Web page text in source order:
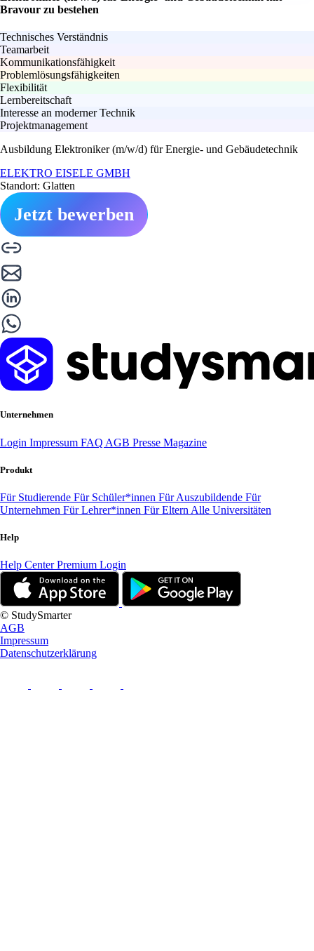
Bravour zu bestehen
Technisches Verständnis
Teamarbeit
Kommunikationsfähigkeit
Problemlösungsfähigkeiten
Flexibilität
Lernbereitschaft
Interesse an moderner Technik
Projektmanagement
Ausbildung Elektroniker (m/w/d) für Energie- und Gebäudetechnik
ELEKTRO EISELE GMBH
Standort: Glatten
Jetzt bewerben
Unternehmen
Login Impressum FAQ AGB Presse Magazine
Produkt
Für Studierende Für Schüler*innen Für Auszubildende Für
Unternehmen Für Lehrer*innen Für Eltern Alle Universitäten
Help
Help CenterPremium Login
© StudySmarter
AGB
Impressum
Datenschutzerklärung